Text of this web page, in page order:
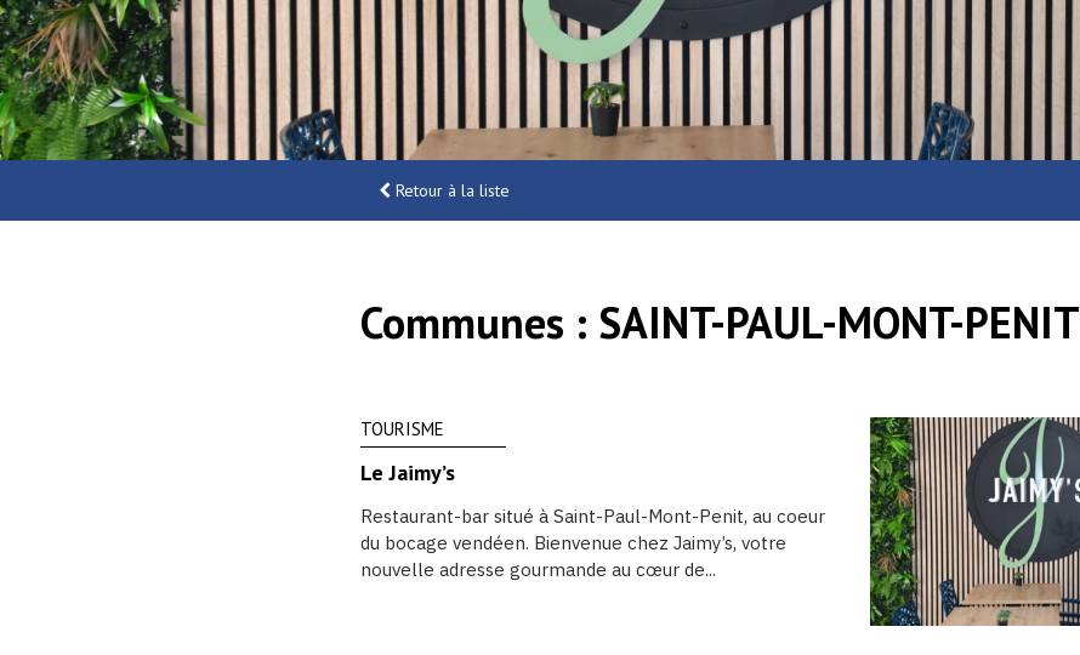
Retour à la liste
Communes : SAINT-PAUL-MONT-PENIT
TOURISME
Le Jaimy’s
Restaurant-bar situé à Saint-Paul-Mont-Penit, au coeur
du bocage vendéen. Bienvenue chez Jaimy’s, votre
nouvelle adresse gourmande au cœur de...